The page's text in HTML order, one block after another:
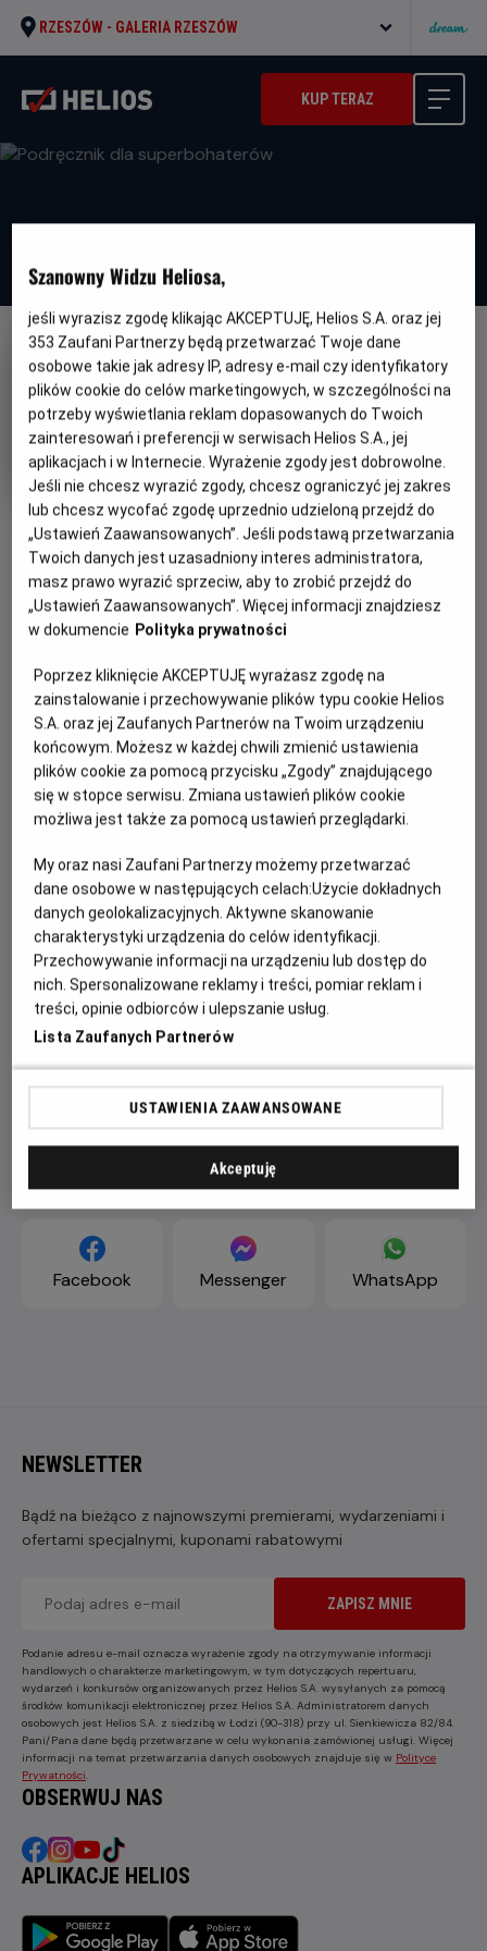
RZESZÓW - GALERIA RZESZÓW
KUP TERAZ
DUBBING WKRÓTCE
OBSERWUJ
Podręcznik dla superbohaterów
Oryginalny
tytuł
Handbok för superhjältar Gatunek
Animowany /
Familijny
Minimalny
wiek
Od 6 lat
Czas
trwania
91 min
Kraj
i
rok
produkcji
Szwecja
PREMIERA
REŻYSERIA
Anoo Bhagavan, Patrik
Forsberg
SCENARIUSZ
Anoo Bhagavan, Patrik
Forsberg
WIĘCEJ SZCZEGÓŁÓW
OPIS FILMU
10-letnia Lisa żyje w niewielkim miasteczku, gdzie nie ma
przyjaciół. Pewnego dnia znajduje "Podręcznik dla
Superbohaterów" i przemienia się w Czerwoną Maskę.
Ratując miasto będzie musiała znaleźć w sobie odwagę do
zmierzenia się ze swoimi lękami.
ZAPROŚ ZNAJOMYCH
Facebook Messenger WhatsApp
NEWSLETTER
Bądź na bieżąco z najnowszymi premierami, wydarzeniami i
ofertami specjalnymi, kuponami rabatowymi
ZAPISZ MNIE
Podanie adresu e-mail oznacza wyrażenie zgody na otrzymywanie informacji
handlowych o charakterze marketingowym, w tym dotyczących repertuaru,
wydarzeń i konkursów organizowanych przez Helios S.A. wysyłanych za pomocą
środków komunikacji elektronicznej przez Helios S.A. Administratorem danych
osobowych jest Helios S.A. z siedzibą w Łodzi (90-318) przy ul. Sienkiewicza 82/84.
Pani/Pana dane będą przetwarzane w celu wykonania zamówionej usługi. Więcej
informacji na temat przetwarzania danych osobowych znajduje się w Polityce
Prywatności
OBSERWUJ NAS
APLIKACJE HELIOS
Szanowny Widzu Heliosa,
jeśli wyrazisz zgodę klikając AKCEPTUJĘ, Helios S.A. oraz jej
353 Zaufani Partnerzy będą przetwarzać Twoje dane
osobowe takie jak adresy IP, adresy e-mail czy identyfikatory
plików cookie do celów marketingowych, w szczególności na
potrzeby wyświetlania reklam dopasowanych do Twoich
zainteresowań i preferencji w serwisach Helios S.A., jej
aplikacjach i w Internecie. Wyrażenie zgody jest dobrowolne.
Jeśli nie chcesz wyrazić zgody, chcesz ograniczyć jej zakres
lub chcesz wycofać zgodę uprzednio udzieloną przejdź do
„Ustawień Zaawansowanych”. Jeśli podstawą przetwarzania
Twoich danych jest uzasadniony interes administratora,
masz prawo wyrazić sprzeciw, aby to zrobić przejdź do
„Ustawień Zaawansowanych”. Więcej informacji znajdziesz
w dokumencie Polityka prywatności
Poprzez kliknięcie AKCEPTUJĘ wyrażasz zgodę na
zainstalowanie i przechowywanie plików typu cookie Helios
S.A. oraz jej Zaufanych Partnerów na Twoim urządzeniu
końcowym. Możesz w każdej chwili zmienić ustawienia
plików cookie za pomocą przycisku „Zgody” znajdującego
się w stopce serwisu. Zmiana ustawień plików cookie
możliwa jest także za pomocą ustawień przeglądarki.
My oraz nasi Zaufani Partnerzy możemy przetwarzać
dane osobowe w następujących celach:Użycie dokładnych
danych geolokalizacyjnych. Aktywne skanowanie
charakterystyki urządzenia do celów identyfikacji.
Przechowywanie informacji na urządzeniu lub dostęp do
nich. Spersonalizowane reklamy i treści, pomiar reklam i
treści, opinie odbiorców i ulepszanie usług.
Lista Zaufanych Partnerów
USTAWIENIA ZAAWANSOWANE
Akceptuję